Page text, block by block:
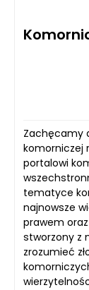
Zachęcamy
komorniczej
portalowi
tematyce
najnowsze
prawem
stworzony z
zrozumieć